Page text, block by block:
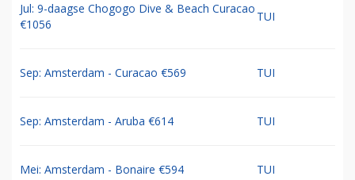
Jul: 9-daagse Chogogo Dive & Beach Curacao
€1056
TUI
Sep: Amsterdam - Curacao €569 TUI
Sep: Amsterdam - Aruba €614 TUI
Mei: Amsterdam - Bonaire €594 TUI